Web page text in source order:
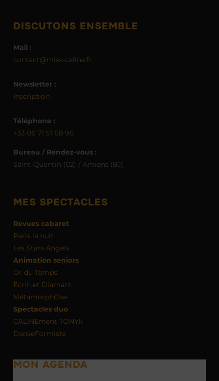
DISCUTONS ENSEMBLE
Mail :
contact@miss-caline.fr
Newsletter :
Inscription
Téléphone :
+33 06 71 51 68 96
Bureau / Rendez-vous :
Saint-Quentin (02) / Amiens (80)
MES SPECTACLES
Revues cabaret
Paris la nuit
Les Stars Angels
Animation seniors
Or du Temps
Écrin et Diamant
MétamorphOse
Spectacles duo
CALINEment TONYk
DanseFormiste
MON AGENDA